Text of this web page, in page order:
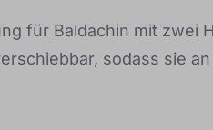
für Baldachin mit zwei
sodass sie